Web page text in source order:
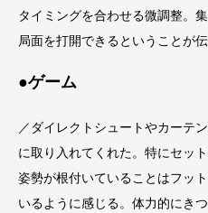
タイミングを合わせる微調整。
局面を打開できるということが伝
●ゲーム
／ダイレクトシュートやカーテ
に取り入れてくれた。特にセッ
姿勢が根付いていることはフッ
いるように感じる。体力的にき